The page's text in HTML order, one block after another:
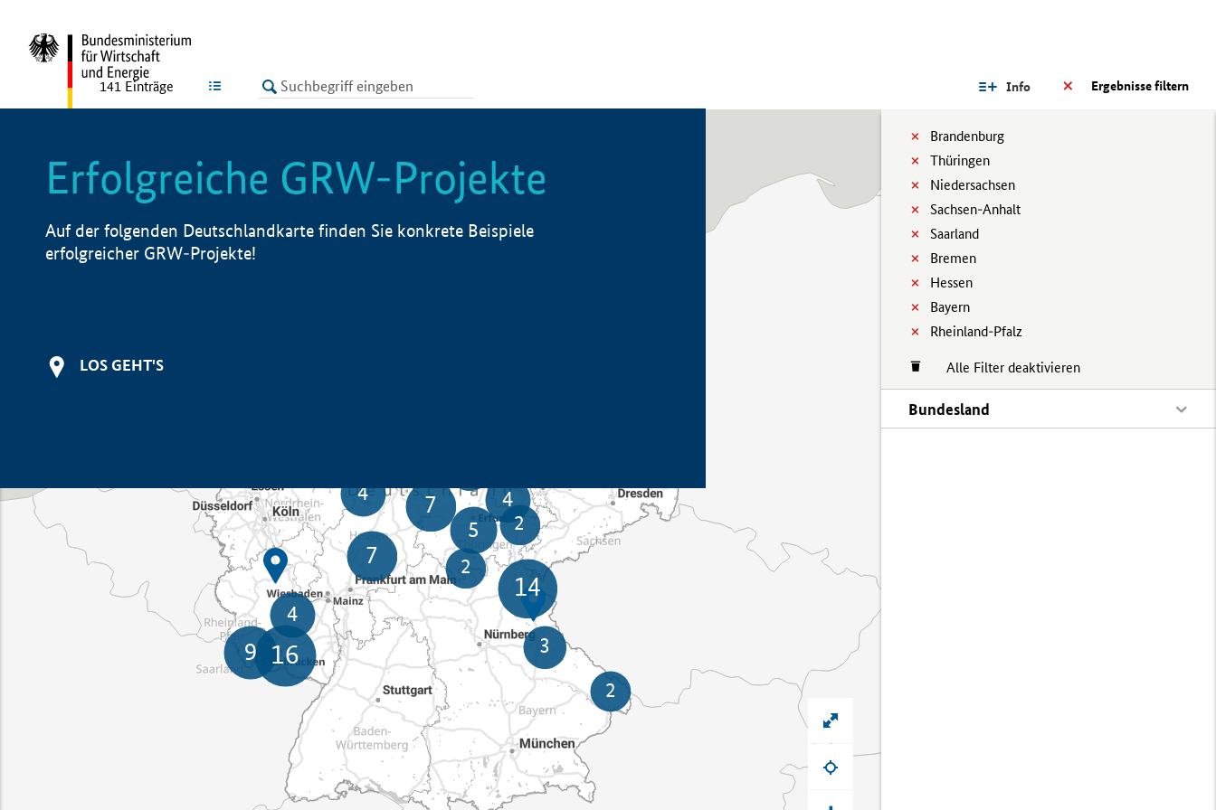
LISTE Ergebnisse filtern
Info
Brandenburg
Thüringen
Niedersachsen
Sachsen-Anhalt
Saarland
Bremen
Hessen
Bayern
Rheinland-Pfalz
Alle Filter deaktivieren
Bundesland
141 Einträge
Erfolgreiche GRW-Projekte
Auf der folgenden Deutschlandkarte finden Sie konkrete Beispiele
erfolgreicher GRW-Projekte!
LOS GEHT'S